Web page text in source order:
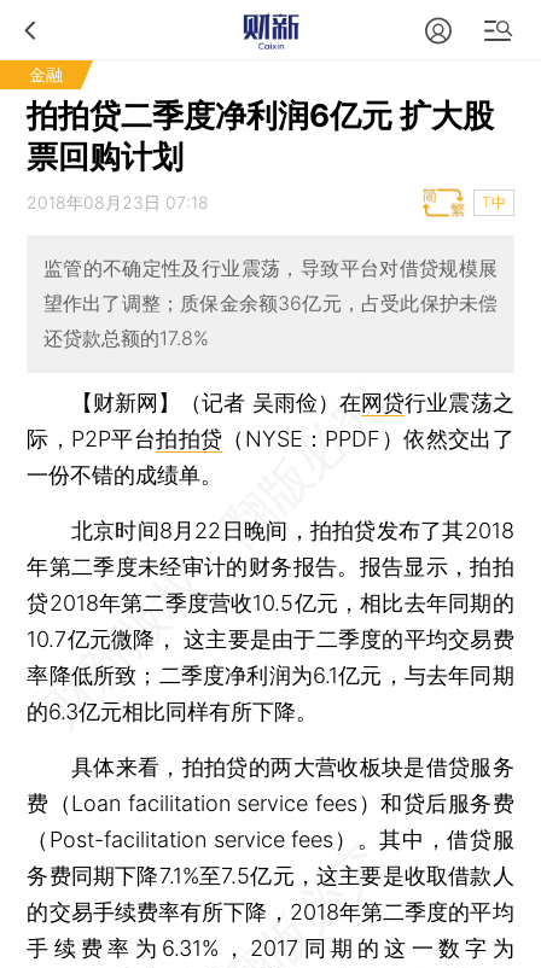
金融
拍拍贷二季度净利润6亿元 扩大股
票回购计划
2018年08月23日 07:18 T中
监管的不确定性及行业震荡，导致平台对借贷规模展
望作出了调整；质保金余额36亿元，占受此保护未偿
还贷款总额的17.8%
【财新网】（记者 吴雨俭） 在网贷行业震荡之
际，P2P平台拍拍贷 （NYSE：PPDF）依然交出了
一份不错的成绩单。
北京时间8月22日晚间，拍拍贷发布了其2018
年第二季度未经审计的财务报告。报告显示，拍拍
贷2018年第二季度营收10.5亿元，相比去年同期的
10.7亿元微降， 这主要是由于二季度的平均交易费
率降低所致；二季度净利润为6.1亿元，与去年同期
的6.3亿元相比同样有所下降。
具体来看，拍拍贷的两大营收板块是借贷服务
费（Loan facilitation service fees）和贷后服务费
（Post-facilitation service fees）。其中，借贷服
务费同期下降7.1%至7.5亿元，这主要是收取借款人
的交易手续费率有所下降，2018年第二季度的平均
手续费率为6.31%，2017同期的这一数字为